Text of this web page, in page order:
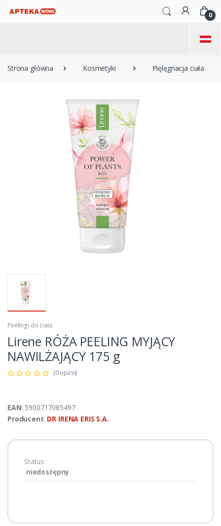
0
=
Strona główna Kosmetyki Pięlęgnacja ciała
Peelingi do ciała
Lirene RÓŻA PEELING MYJĄCY
NAWILŻAJĄCY 175 g
(0 opinii)
EAN: 5900717085497
Producent: DR IRENA ERIS S.A.
Status:
niedostępny